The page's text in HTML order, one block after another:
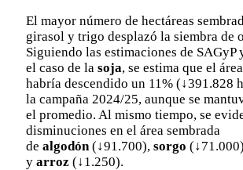
El mayor número de hectáreas
girasol y trigo desplazó la siembra de
Siguiendo las estimaciones de SAGyP
el caso de la soja, se estima que el
habría descendido un 11% (↓391.828
la campaña 2024/25, aunque se
el promedio. Al mismo tiempo, se
disminuciones en el área sembrada
de algodón(↓91.700), sorgo
y arroz (↓1.250).